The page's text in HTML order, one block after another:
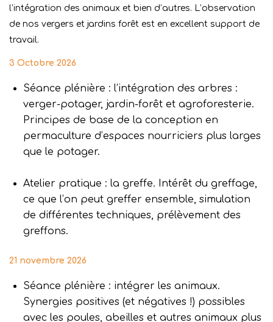
l’intégration des animaux et bien d’autres. L’observation
de nos vergers et jardins forêt est en excellent support de
travail.
3 Octobre 2026
Séance plénière : l’intégration des arbres :
verger-potager, jardin-forêt et agroforesterie.
Principes de base de la conception en
permaculture d’espaces nourriciers plus larges
que le potager.
Atelier pratique : la greffe. Intérêt du greffage,
ce que l’on peut greffer ensemble, simulation
de différentes techniques, prélèvement des
greffons.
21 novembre 2026
Séance plénière : intégrer les animaux.
Synergies positives (et négatives !) possibles
avec les poules, abeilles et autres animaux plus